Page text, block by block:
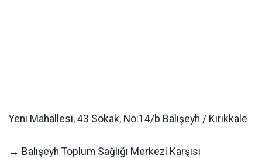
Yeni Mahallesi, 43 Sokak, No:14/b Balışeyh / Kırıkkale
→ Balışeyh Toplum Sağlığı Merkezi Karşısı